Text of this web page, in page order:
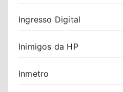
Ingresso Digital
Inimigos da HP
Inmetro